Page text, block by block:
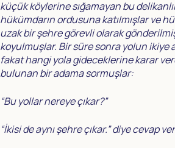
küçük köylerine sığamayan bu
hükümdarın ordusuna katılmışlar ve
uzak bir şehre görevli olarak
koyulmuşlar. Bir süre sonra yolun ikiye
fakat hangi yola gideceklerine karar
bulunan bir adama sormuşlar:
“Bu yollar nereye çıkar?”
“İkisi de aynı şehre çıkar.” diye cevap